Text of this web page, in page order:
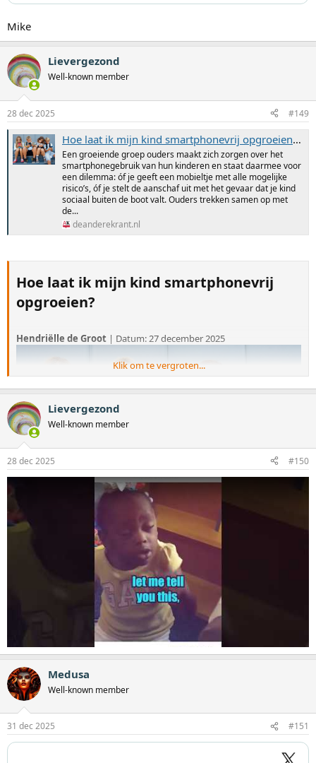
Mike
Lievergezond
Well-known member
28 dec 2025 #149
Hoe laat ik mijn kind smartphonevrij opgroeien? - De Andere Krant
Een groeiende groep ouders maakt zich zorgen over het
smartphonegebruik van hun kinderen en staat daarmee voor
een dilemma: óf je geeft een mobieltje met alle mogelijke
risico’s, óf je stelt de aanschaf uit met het gevaar dat je kind
sociaal buiten de boot valt. Ouders trekken samen op met
de...
deanderekrant.nl
Hoe laat ik mijn kind smartphonevrij
opgroeien?​
Hendriëlle de Groot | Datum: 27 december 2025
Ouders trekken samen op om ongezond
telefoongebruik kinderen te voorkomen​
Een groeiende groep ouders maakt zich zorgen over het
smartphonegebruik van hun kinderen en staat daarmee voor
een dilemma: óf je geeft een mobieltje met alle mogelijke
risico’s, óf je stelt de aanschaf uit met het gevaar dat je kind
sociaal buiten de boot valt. Ouders trekken samen op met de
landelijke beweging Smartphonevrij Opgroeien: “Op scholen
waar een kwart van de kinderen geen smartphone heeft, zie
je de groepsdruk al afnemen. Dan ontstaat er ruimte om het
echt anders te doen.”
Wat begon met een klein groepje ouders aan de keukentafel, is in
Klik om te vergroten...
Lievergezond
Well-known member
28 dec 2025 #150
Medusa
Well-known member
31 dec 2025 #151